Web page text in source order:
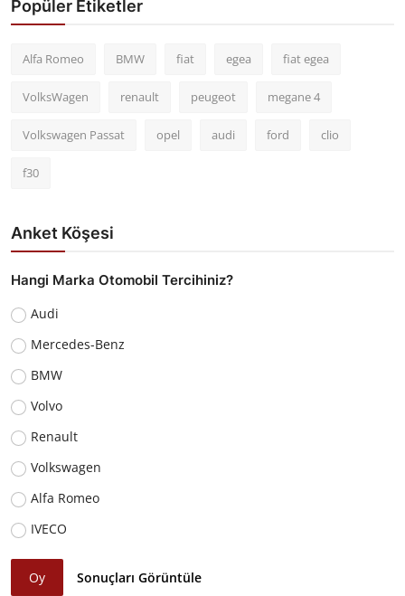
Popüler Etiketler
Alfa Romeo BMW fiat egea fiat egea
VolksWagen renault peugeot megane 4
Volkswagen Passat opel audi ford clio
f30
Anket Köşesi
Hangi Marka Otomobil Tercihiniz?
Audi
Mercedes-Benz
BMW
Volvo
Renault
Volkswagen
Alfa Romeo
IVECO
Oy Sonuçları Görüntüle